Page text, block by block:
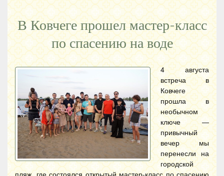
В Ковчеге прошел мастер-класс
по спасению на воде
4 августа
встреча в
Ковчеге
прошла в
необычном
ключе —
привычный
вечер мы
перенесли на
городской
пляж, где состоялся открытый мастер-класс по спасению